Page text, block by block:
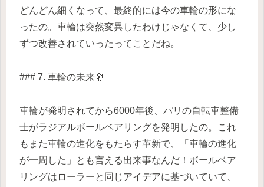
どんどん細くなって、最終的には今の車輪の形にな
ったの。車輪は突然変異したわけじゃなくて、少し
ずつ改善されていったってことだね。
### 7. 車輪の未来🔭
車輪が発明されてから6000年後、パリの自転車整備
士がラジアルボールベアリングを発明したの。これ
もまた車輪の進化をもたらす革新で、「車輪の進化
が一周した」とも言える出来事なんだ！ボールベア
リングはローラーと同じアイデアに基づいていて、